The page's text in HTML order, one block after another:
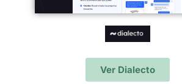
Ver Dialecto